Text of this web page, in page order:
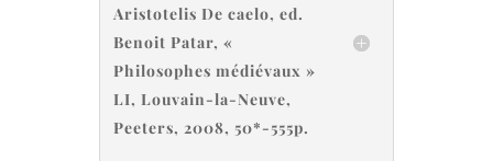
Aristotelis De caelo, ed.
Benoit Patar, «
Philosophes médiévaux »
LI, Louvain-la-Neuve,
Peeters, 2008, 50*-555p.